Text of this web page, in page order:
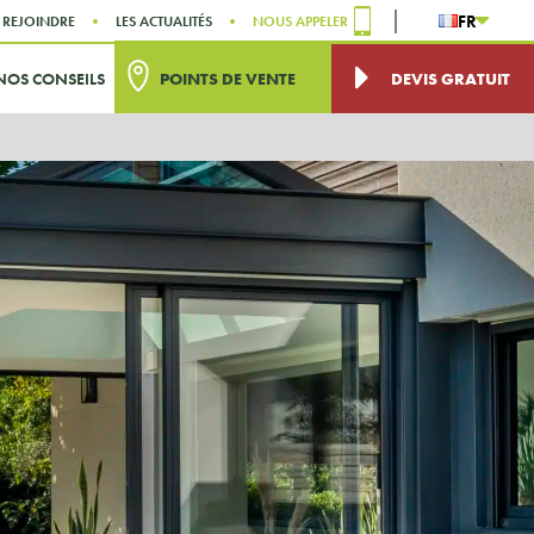
LES ACTUALITÉS NOUS APPELER FR
CONSEILS POINTS DE VENTE DEVIS GRATUIT